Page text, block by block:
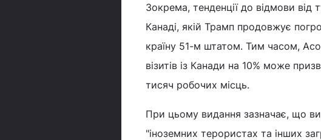
Зокрема, тенденції до відмови
Канаді, якій Трамп продовжує
країну 51-м штатом. Тим часом,
візитів із Канади на 10% може
тисяч робочих місць.
При цьому видання зазначає, що
"іноземних терористах та інших